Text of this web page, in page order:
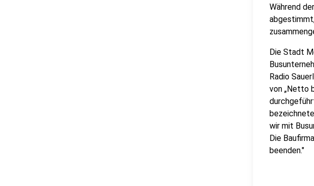
Während
Die Stadt
Radio
von „Netto
wir mit
Die
beenden."